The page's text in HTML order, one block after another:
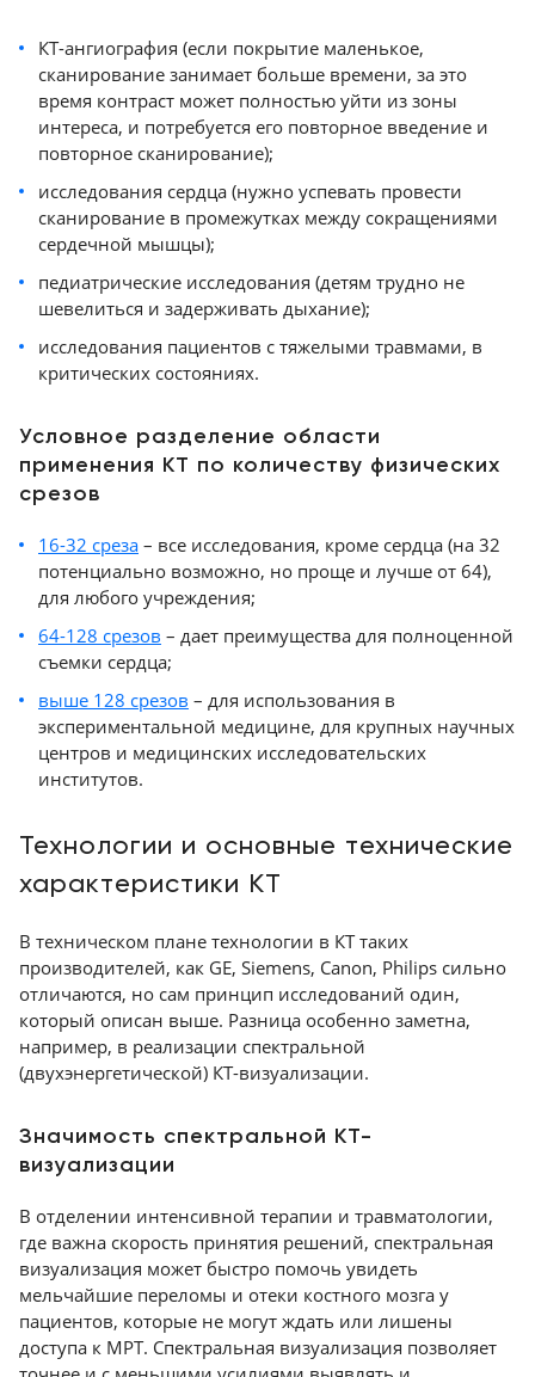
КТ-ангиография (если покрытие маленькое,
сканирование занимает больше времени, за это
время контраст может полностью уйти из зоны
интереса, и потребуется его повторное введение и
повторное сканирование);
исследования сердца (нужно успевать провести
сканирование в промежутках между сокращениями
сердечной мышцы);
педиатрические исследования (детям трудно не
шевелиться и задерживать дыхание);
исследования пациентов с тяжелыми травмами, в
критических состояниях.
Условное разделение области
применения КТ по количеству физических
срезов
16-32 среза – все исследования, кроме сердца (на 32
потенциально возможно, но проще и лучше от 64),
для любого учреждения;
64-128 срезов – дает преимущества для полноценной
съемки сердца;
выше 128 срезов – для использования в
экспериментальной медицине, для крупных научных
центров и медицинских исследовательских
институтов.
Технологии и основные технические
характеристики КТ
В техническом плане технологии в КТ таких
производителей, как GE, Siemens, Canon, Philips сильно
отличаются, но сам принцип исследований один,
который описан выше. Разница особенно заметна,
например, в реализации спектральной
(двухэнергетической) КТ-визуализации.
Значимость спектральной КТ-
визуализации
В отделении интенсивной терапии и травматологии,
где важна скорость принятия решений, спектральная
визуализация может быстро помочь увидеть
мельчайшие переломы и отеки костного мозга у
пациентов, которые не могут ждать или лишены
доступа к МРТ. Спектральная визуализация позволяет